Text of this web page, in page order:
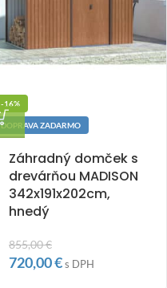
-16%
DOPRAVA ZADARMO
Záhradný domček s
drevárňou MADISON
342x191x202cm,
hnedý
855,00€
720,00€s DPH